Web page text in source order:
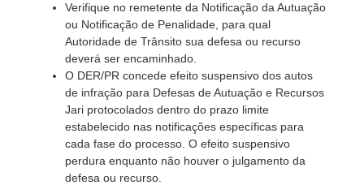
Verifique no remetente da Notificação da Autuação
ou Notificação de Penalidade, para qual
Autoridade de Trânsito sua defesa ou recurso
deverá ser encaminhado.
O DER/PR concede efeito suspensivo dos autos
de infração para Defesas de Autuação e Recursos
Jari protocolados dentro do prazo limite
estabelecido nas notificações específicas para
cada fase do processo. O efeito suspensivo
perdura enquanto não houver o julgamento da
defesa ou recurso.